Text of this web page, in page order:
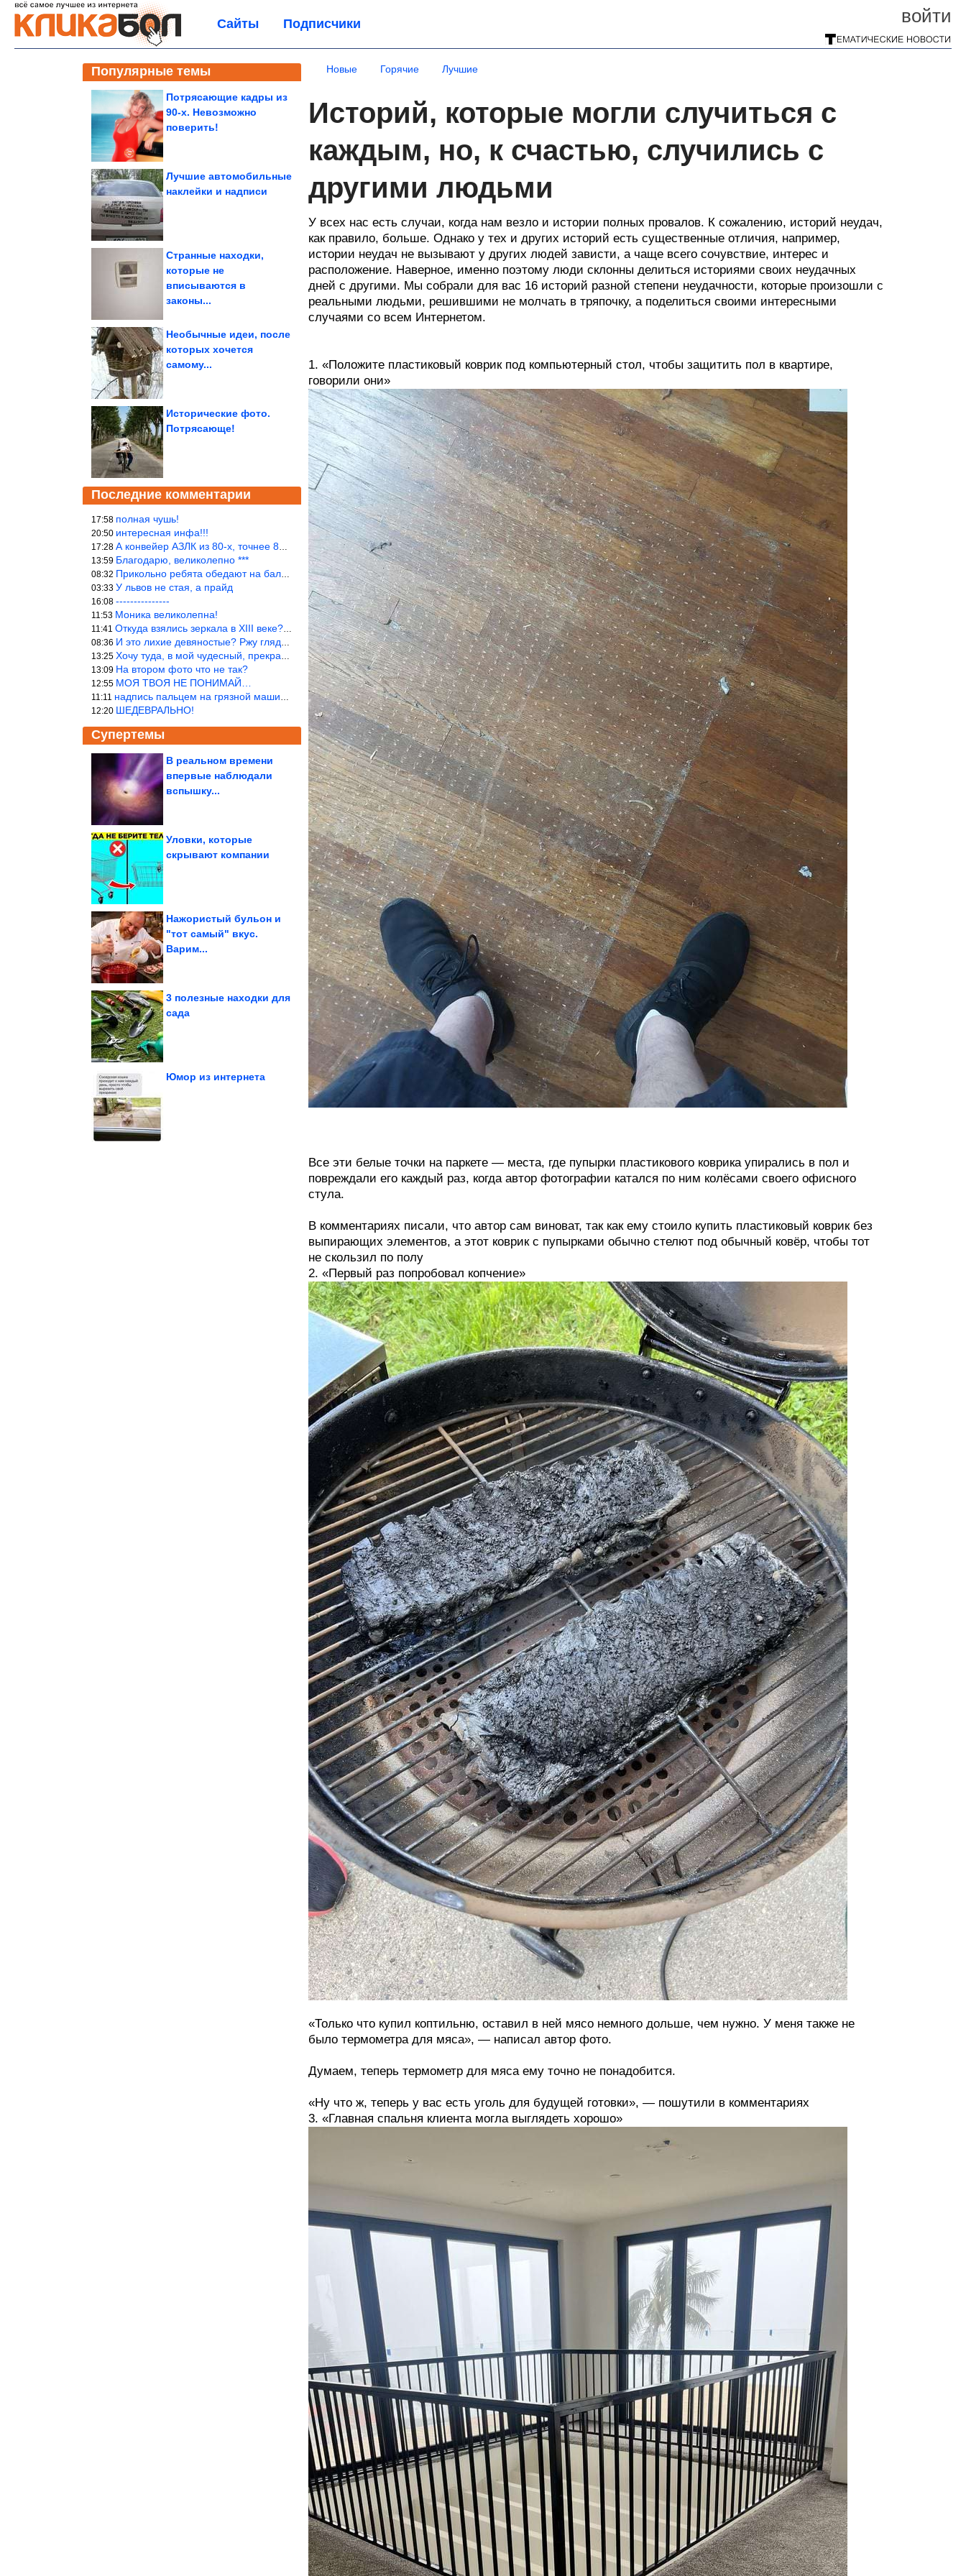
войти
Сайты Подписчики
Популярные темы
Потрясающие кадры из
90-х. Невозможно
поверить!
Лучшие автомобильные
наклейки и надписи
Странные находки,
которые не
вписываются в
законы...
Необычные идеи, после
которых хочется
самому...
Исторические фото.
Потрясающе!
Последние комментарии
17:58 полная чушь!
20:50 интересная инфа!!!
17:28 А конвейер АЗЛК из 80-х, точнее 86-87 годы. «Москвичи»-то из пер
13:59 Благодарю, великолепно ***
08:32 Прикольно ребята обедают на балке...))
03:33 У львов не стая, а прайд
16:08 ---------------
11:53 Моника великолепна!
11:41 Откуда взялись зеркала в XIII веке? Вы ничего не перепутали?
08:36 И это лихие девяностые? Ржу глядя в окно!!!
13:25 Хочу туда, в мой чудесный, прекрасный мир.
13:09 На втором фото что не так?
12:55 МОЯ ТВОЯ НЕ ПОНИМАЙ…
11:11 надпись пальцем на грязной машине «Помой меня»!
12:20 ШЕДЕВРАЛЬНО!
Супертемы
В реальном времени
впервые наблюдали
вспышку...
Фотографии известных
Уловки, которые
скрывают компании
Как советская
Нажористый бульон и
"тот самый" вкус.
Варим...
3 полезные находки для
сада
А ведь всё же в точку!
Юмор из интернета
Новые Горячие Лучшие
Историй, которые могли случиться с
каждым, но, к счастью, случились с
другими людьми
У всех нас есть случаи, когда нам везло и истории полных провалов. К сожалению, историй неудач,
как правило, больше. Однако у тех и других историй есть существенные отличия, например,
истории неудач не вызывают у других людей зависти, а чаще всего сочувствие, интерес и
расположение. Наверное, именно поэтому люди склонны делиться историями своих неудачных
дней с другими. Мы собрали для вас 16 историй разной степени неудачности, которые произошли с
реальными людьми, решившими не молчать в тряпочку, а поделиться своими интересными
случаями со всем Интернетом.
1. «Положите пластиковый коврик под компьютерный стол, чтобы защитить пол в квартире,
говорили они»
Все эти белые точки на паркете — места, где пупырки пластикового коврика упирались в пол и
повреждали его каждый раз, когда автор фотографии катался по ним колёсами своего офисного
стула.
В комментариях писали, что автор сам виноват, так как ему стоило купить пластиковый коврик без
выпирающих элементов, а этот коврик с пупырками обычно стелют под обычный ковёр, чтобы тот
не скользил по полу
2. «Первый раз попробовал копчение»
«Только что купил коптильню, оставил в ней мясо немного дольше, чем нужно. У меня также не
было термометра для мяса», — написал автор фото.
Думаем, теперь термометр для мяса ему точно не понадобится.
«Ну что ж, теперь у вас есть уголь для будущей готовки», — пошутили в комментариях
3. «Главная спальня клиента могла выглядеть хорошо»